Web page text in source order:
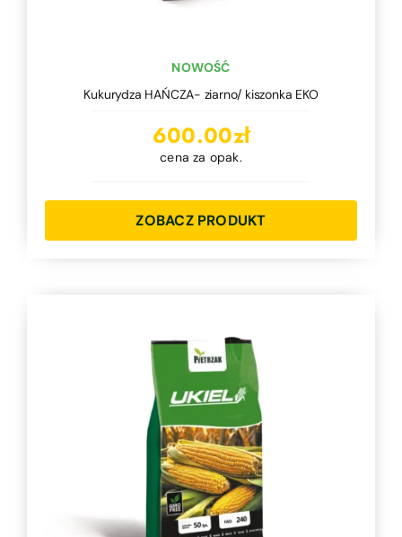
NOWOŚĆ
Kukurydza HAŃCZA- ziarno/ kiszonka EKO
600.00zł
cena za opak.
ZOBACZ PRODUKT